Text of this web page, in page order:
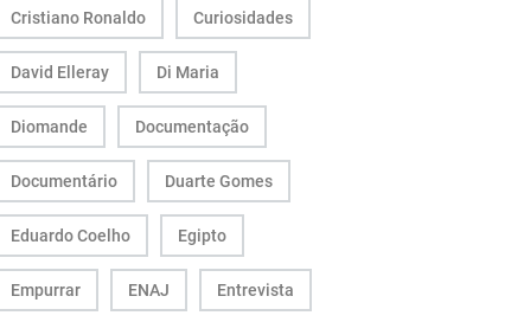
Cristiano Ronaldo Curiosidades
David Elleray Di Maria
Diomande Documentação
Documentário Duarte Gomes
Eduardo Coelho Egipto
Empurrar ENAJ Entrevista